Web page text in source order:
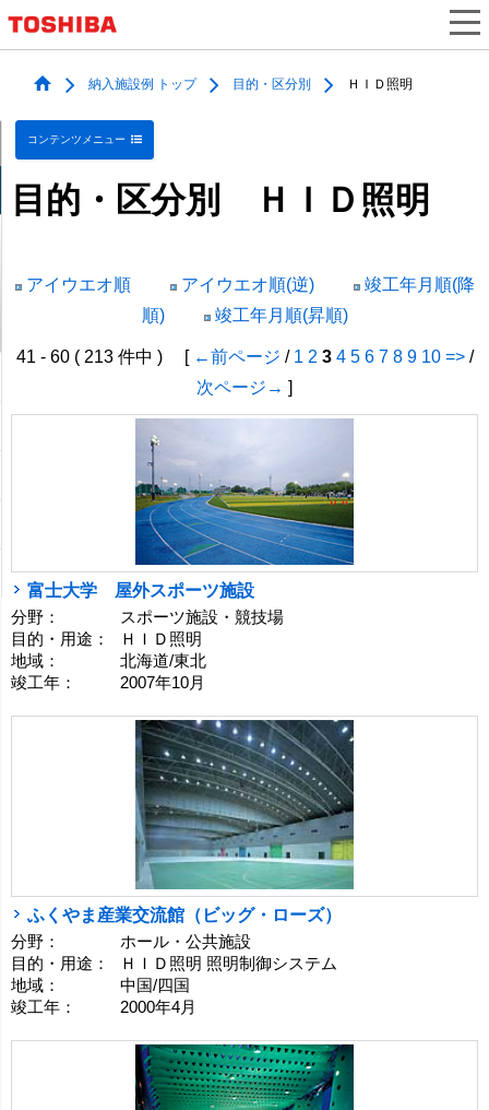
納入施設例 トップ 目的・区分別 ＨＩＤ照明
コンテンツメニュー
目的・区分別 ＨＩＤ照明
アイウエオ順 アイウエオ順(逆)
竣工年月順(降
順)
竣工年月順(昇順)
41 - 60 ( 213 件中 ) [ ←前ページ / 1 2 3 4 5 6 7 8 9 10 =>/
次ページ→ ]
富士大学 屋外スポーツ施設
分野：
スポーツ施設・競技場
目的・用途：
ＨＩＤ照明
地域：
北海道/東北
竣工年：
2007年10月
ふくやま産業交流館（ビッグ・ローズ）
分野：
ホール・公共施設
目的・用途：
ＨＩＤ照明 照明制御システム
地域：
中国/四国
竣工年：
2000年4月